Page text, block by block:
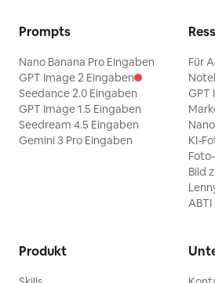
Prompts
Nano Banana Pro Eingaben
GPT Image 2 Eingaben
Seedance 2.0 Eingaben
GPT Image 1.5 Eingaben
Seedream 4.5 Eingaben
Gemini 3 Pro Eingaben
Für
GPT
KI-
Bild
Produkt